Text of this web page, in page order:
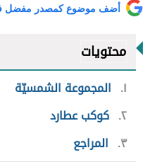
أضف موضوع كمصدر مفضل
محتويات
١
المجموعة الشمسيّة
٢ كوكب عطارد
٣
المراجع